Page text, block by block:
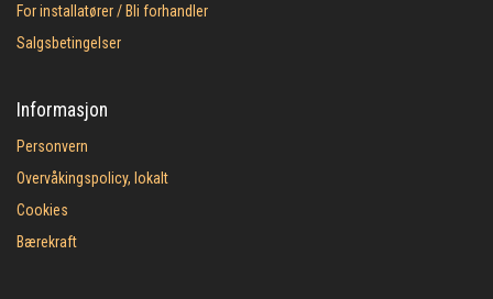
For installatører / Bli forhandler
Salgsbetingelser
Informasjon
Personvern
Overvåkingspolicy, lokalt
Cookies
Bærekraft